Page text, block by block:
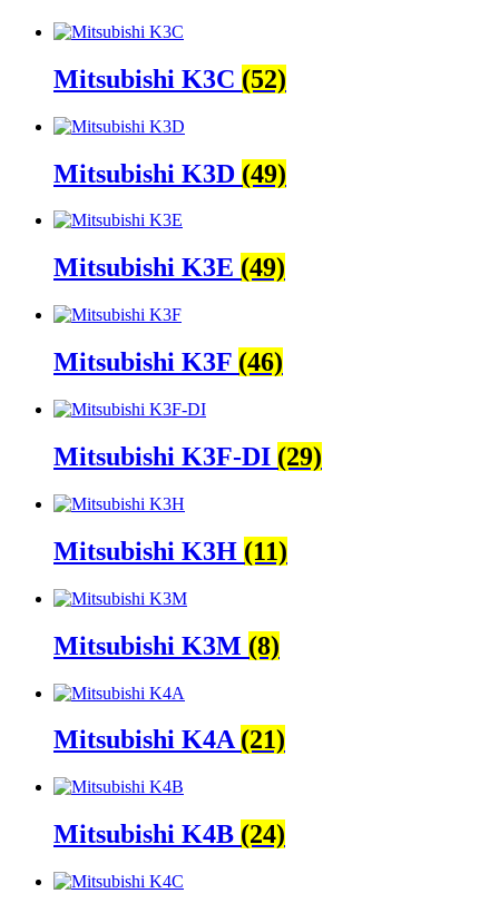
Mitsubishi K3C (52)
Mitsubishi K3D (49)
Mitsubishi K3E (49)
Mitsubishi K3F (46)
Mitsubishi K3F-DI (29)
Mitsubishi K3H (11)
Mitsubishi K3M (8)
Mitsubishi K4A(21)
Mitsubishi K4B (24)